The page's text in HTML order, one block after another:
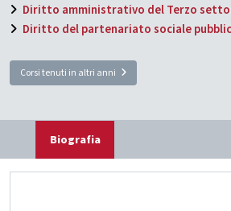
Diritto amministrativo del Terzo
Diritto del partenariato sociale
Corsi tenuti in altri anni
Biografia